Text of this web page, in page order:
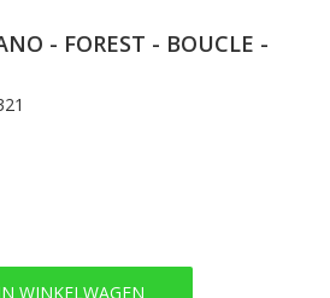
- FOREST - BOUCLE -
WINKELWAGEN